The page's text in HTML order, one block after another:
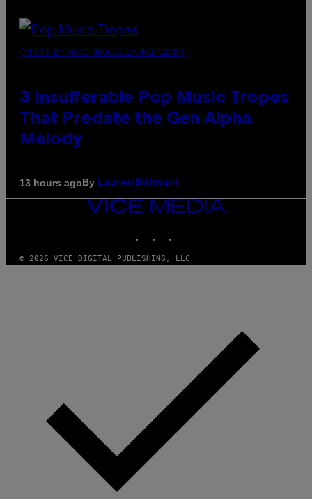
(PHOTO BY MARC BROUSSELY/REDFERNS)
3 Insufferable Pop Music Tropes
That Predate the Gen Alpha
Melody
13 hours agoBy Lauren Boisvert
VICE
© 2026 VICE DIGITAL PUBLISHING, LLC